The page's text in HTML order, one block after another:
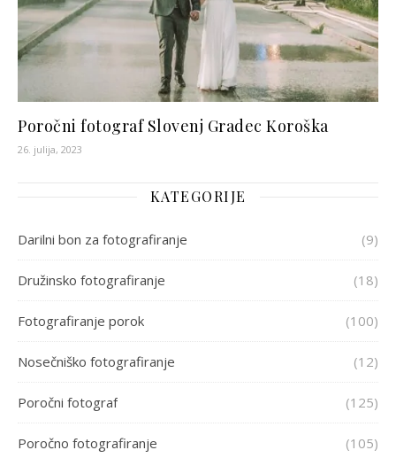
Poročni fotograf Slovenj Gradec Koroška
26. julija, 2023
KATEGORIJE
Darilni bon za fotografiranje (9)
Družinsko fotografiranje (18)
Fotografiranje porok (100)
Nosečniško fotografiranje (12)
Poročni fotograf (125)
Poročno fotografiranje (105)